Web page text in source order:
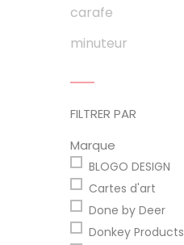
carafe
minuteur
FILTRER PAR
Marque
BLOGO DESIGN
Cartes d'art
Done by Deer
Donkey Products